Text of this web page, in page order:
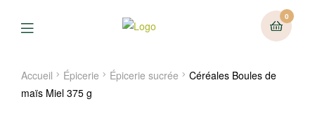
0
Menu
Accueil Épicerie Épicerie sucrée
Céréales Boules de
maïs Miel 375 g